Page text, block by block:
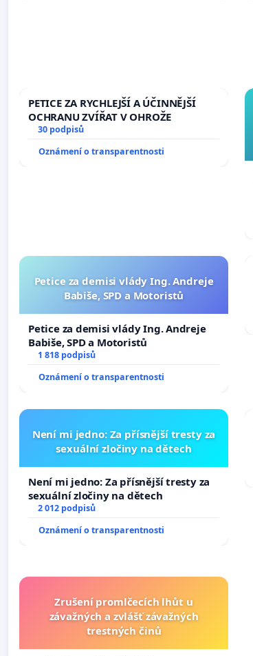
PETICE ZA RYCHLEJŠÍ A ÚČINNĚJŠÍ
OCHRANU ZVÍŘAT V OHROŽE
30 podpisů
Oznámení o transparentnosti
Petice za demisi vlády Ing. Andreje
Babiše, SPD a Motoristů
Petice za demisi vlády Ing. Andreje
Babiše, SPD a Motoristů
1 818 podpisů
Oznámení o transparentnosti
Není mi jedno: Za přísnější tresty za
sexuální zločiny na dětech
Není mi jedno: Za přísnější tresty za
sexuální zločiny na dětech
2 012 podpisů
Oznámení o transparentnosti
Zrušení promlčecích lhůt u
závažných a zvlášť závažných
trestných činů